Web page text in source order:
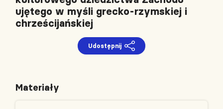
ujętego w myśli grecko-rzymskiej i
chrześcijańskiej
Udostępnij
Materiały